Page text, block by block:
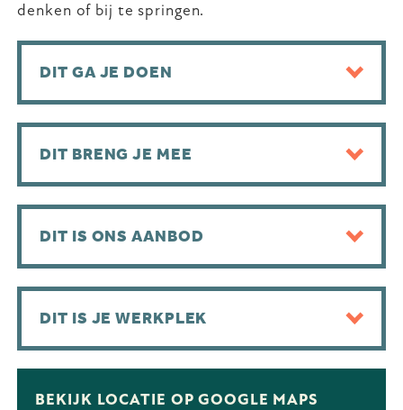
denken of bij te springen.
DIT GA JE DOEN
DIT BRENG JE MEE
DIT IS ONS AANBOD
DIT IS JE WERKPLEK
BEKIJK LOCATIE OP GOOGLE MAPS